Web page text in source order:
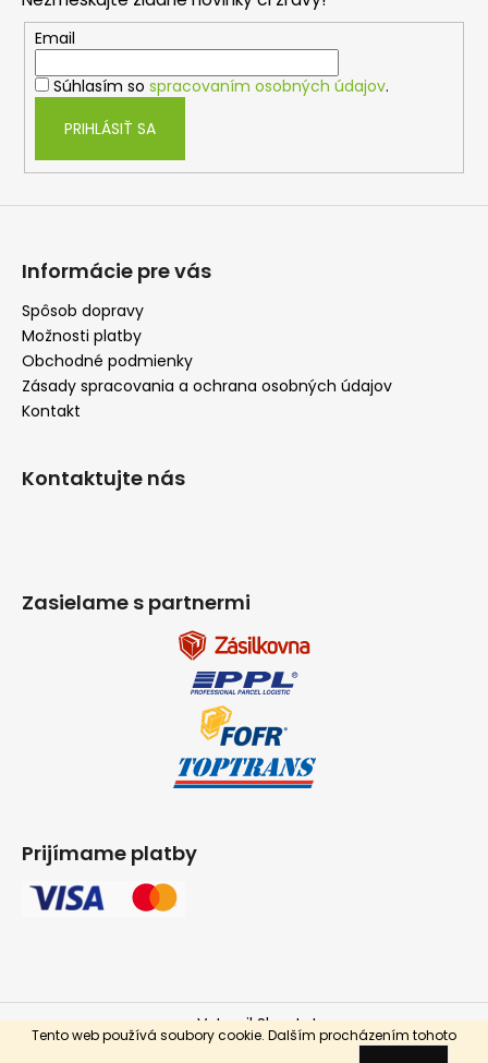
Tento web používá soubory cookie. Dalším procházením tohoto
Email
Súhlasím so spracovaním osobných údajov.
PRIHLÁSIŤ SA
Informácie pre vás
Spôsob dopravy
Možnosti platby
Obchodné podmienky
Zásady spracovania a ochrana osobných údajov
Kontakt
Kontaktujte nás
Zasielame s partnermi
Prijímame platby
Vytvoril Shoptet